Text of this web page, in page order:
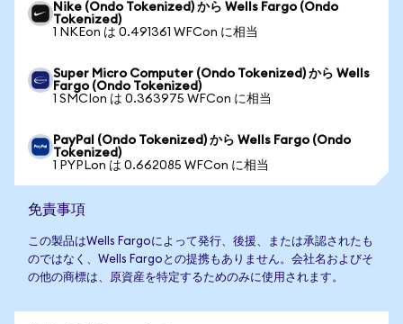
Nike (Ondo Tokenized) から Wells Fargo (Ondo
Tokenized)
1 NKEon は 0.491361 WFCon に相当
Super Micro Computer (Ondo Tokenized) から Wells
Fargo (Ondo Tokenized)
1 SMCIon は 0.363975 WFCon に相当
PayPal (Ondo Tokenized) から Wells Fargo (Ondo
Tokenized)
1 PYPLon は 0.662085 WFCon に相当
免責事項
この製品はWells Fargoによって発行、後援、または承認されたも
のではなく、Wells Fargoとの提携もありません。会社名およびそ
の他の商標は、原資産を特定するためのみに使用されます。